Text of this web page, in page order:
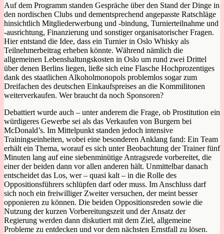
Auf dem Programm standen Gespräche über den Stand der Dinge in
den nordischen Clubs und dementsprechend angepasste Ratschläge
hinsichtlich Mitgliederwerbung und -bindung, Turnierteilnahme und
-ausrichtung, Finanzierung und sonstiger organisatorischer Fragen.
Hier entstand die Idee, dass ein Turnier in Oslo Whisky als
Teilnehmerbeitrag erheben könnte. Während nämlich die
allgemeinen Lebenshaltungskosten in Oslo um rund zwei Drittel
über denen Berlins liegen, ließe sich eine Flasche Hochprozentiges
dank des staatlichen Alkoholmonopols problemlos sogar zum
Dreifachen des deutschen Einkaufspreises an die Kommilitonen
weiterverkaufen. Wer braucht da noch Sponsoren?
Debattiert wurde auch – unter anderem die Frage, ob Prostitution ein
würdigeres Gewerbe sei als das Verkaufen von Burgern bei
McDonald’s. Im Mittelpunkt standen jedoch intensive
Trainingseinheiten, wobei eine besonderen Anklang fand: Ein Team
erhält ein Thema, worauf es sich unter Beobachtung der Trainer fünf
Minuten lang auf eine siebenminütige Antragsrede vorbereitet, die
einer der beiden dann vor allen anderen hält. Unmittelbar danach
entscheidet das Los, wer – quasi kalt – in die Rolle des
Oppositionsführers schlüpfen darf oder muss. Im Anschluss darf
sich noch ein freiwilliger Zweiter versuchen, der meint besser
opponieren zu können. Die beiden Oppositionsreden sowie die
Nutzung der kurzen Vorbereitungszeit und der Ansatz der
Regierung werden dann diskutiert mit dem Ziel, allgemeine
Probleme zu entdecken und vor dem nächsten Ernstfall zu lösen.